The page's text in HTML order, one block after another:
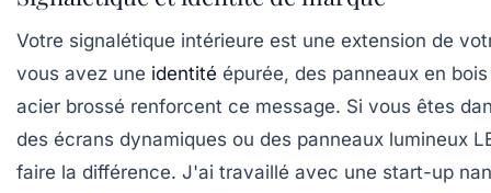
Votre signalétique intérieure est une extension de
vous avez une identité épurée, des panneaux en
acier brossé renforcent ce message. Si vous êtes
des écrans dynamiques ou des panneaux lumineux
faire la différence. J'ai travaillé avec une start-up